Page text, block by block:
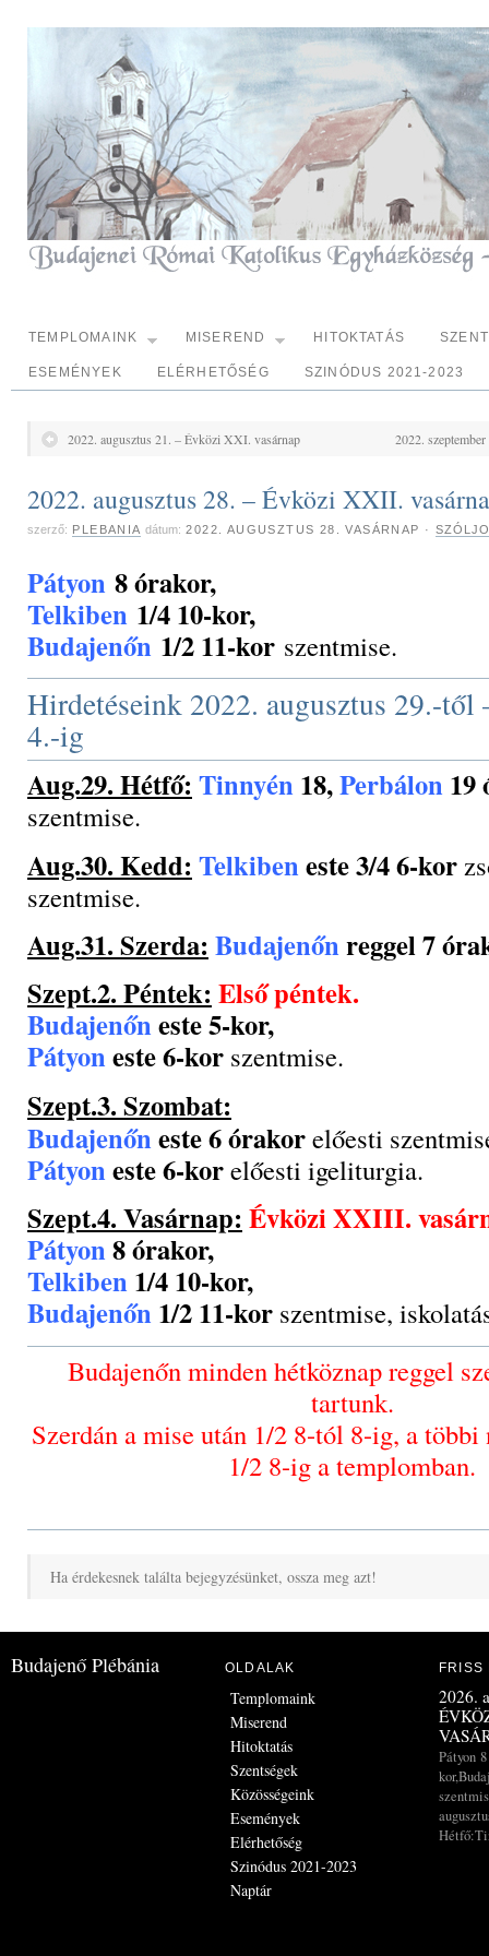
TEMPLOMAINK MISEREND HITOKTATÁS
ESEMÉNYEK ELÉRHETŐSÉG SZINÓDUS 2021-2023
2022. augusztus 21. – Évközi XXI. vasárnap 2022.
2022. augusztus 28. – Évközi XXII.
szerző: PLEBANIA dátum: 2022. AUGUSZTUS 28. VASÁRNAP ·
Pátyon 8 órakor,
Telkiben 1/4 10-kor,
Budajenőn 1/2 11-kor szentmise.
Hirdetéseink 2022. augusztus 29.-től
4.-ig
Aug.29. Hétfő: Tinnyén 18,Perbálon 19
szentmise.
Aug.30. Kedd: Telkibeneste 3/4 6-kor
szentmise.
Aug.31. Szerda: Budajenőnreggel 7
Szept.2. Péntek: Első péntek.
Budajenőneste 5-kor,
Pátyoneste 6-kor szentmise.
Szept.3. Szombat:
Budajenőneste 6 órakorelőesti
Pátyoneste 6-korelőesti igeliturgia.
Szept.4. Vasárnap: Évközi XXIII.
Pátyon8 órakor,
Telkiben 1/4 10-kor,
Budajenőn 1/2 11-kor szentmise,
Budajenőn minden hétköznap reggel
tartunk.
Szerdán a mise után 1/2 8-tól 8-ig, a
1/2 8-ig a templomban.
Ha érdekesnek találta bejegyzésünket, ossza meg azt!
Budajenő Plébánia OLDALAK
Templomaink
Miserend
Hitoktatás
Szentségek
Közösségeink
Események
Elérhetőség
Szinódus 2021-2023
Naptár
FRISS
2026.
Pátyon